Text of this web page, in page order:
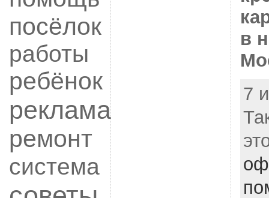
посёлок
работы
ребёнок
реклама
ремонт
система
в
7